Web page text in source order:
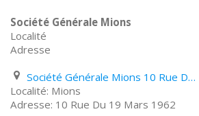
Société Générale Mions
Localité
Adresse
Société Générale Mions 10 Rue Du 19 Mars 1962
Mions
10 Rue Du 19 Mars 1962